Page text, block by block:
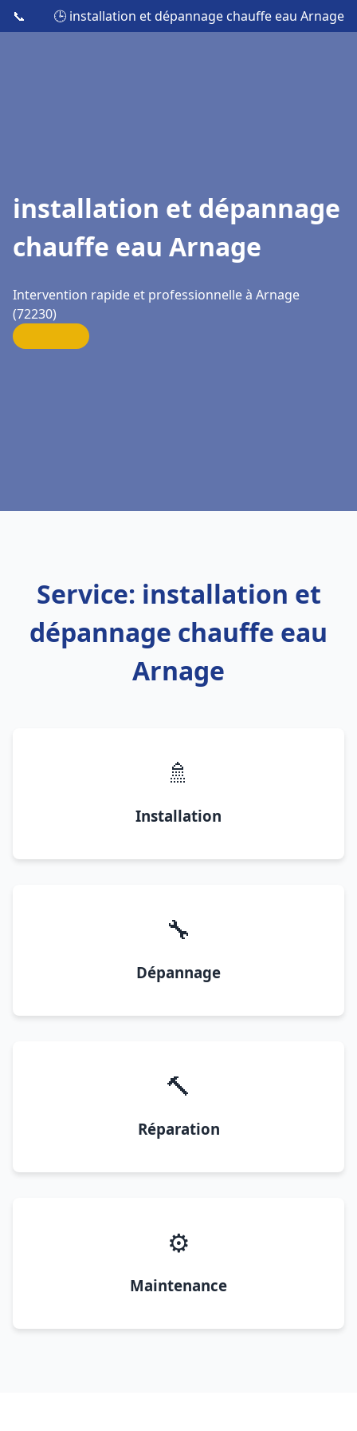
📞 🕒 installation et dépannage chauffe eau Arnage
installation et dépannage
chauffe eau Arnage
Intervention rapide et professionnelle à Arnage
(72230)
Service: installation et
dépannage chauffe eau
Arnage
🚿
Installation
🔧
Dépannage
🔨
Réparation
⚙️
Maintenance